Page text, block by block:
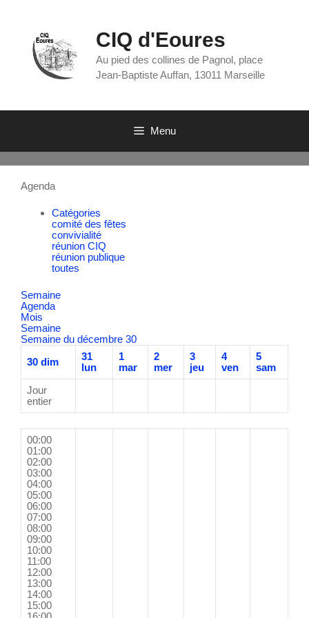
CIQ d'Eoures
Au pied des collines de Pagnol, place
Jean-Baptiste Auffan, 13011 Marseille
Menu
Agenda
Catégories
comité des fêtes
convivialité
réunion CIQ
réunion publique
toutes
Semaine
Agenda
Mois
Semaine
Semaine du décembre 30
30 dim
31
lun
1
mar
2
mer
3
jeu
4
ven
5
sam
Jour
entier
00:00
01:00
02:00
03:00
04:00
05:00
06:00
07:00
08:00
09:00
10:00
11:00
12:00
13:00
14:00
15:00